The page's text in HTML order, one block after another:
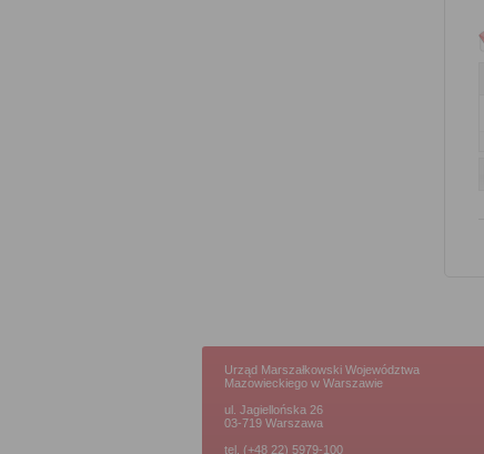
Urząd Marszałkowski Województwa
Mazowieckiego w Warszawie
ul. Jagiellońska 26
03-719 Warszawa
tel. (+48 22) 5979-100